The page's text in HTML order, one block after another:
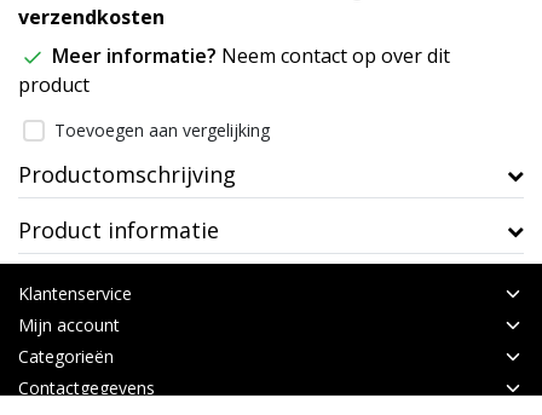
verzendkosten
Meer informatie? Neem contact op over dit
product
Toevoegen aan vergelijking
Productomschrijving
Product informatie
Klantenservice
Mijn account
Categorieën
Contactgegevens